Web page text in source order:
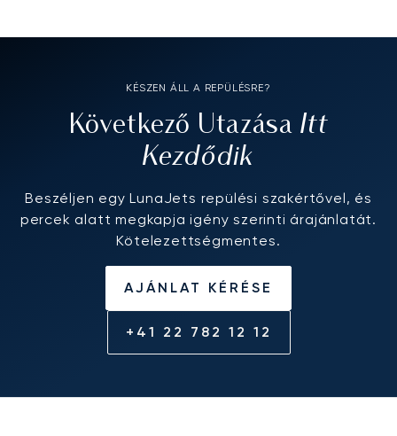
KÉSZEN ÁLL A REPÜLÉSRE?
Következő Utazása Itt
Kezdődik
Beszéljen egy LunaJets repülési szakértővel, és
percek alatt megkapja igény szerinti árajánlatát.
Kötelezettségmentes.
AJÁNLAT KÉRÉSE
+41 22 782 12 12